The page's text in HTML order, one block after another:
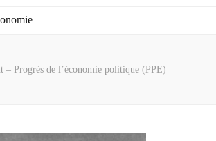
– Progrès de l’économie politique (PPE)